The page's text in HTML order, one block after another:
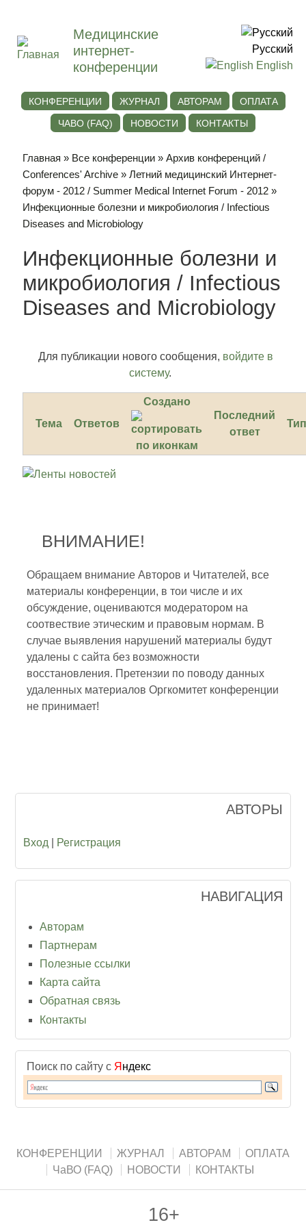
Медицинские
интернет-
конференции
Русский
English
КОНФЕРЕНЦИИ ЖУРНАЛ АВТОРАМ
ОПЛАТА
ЧАВО (FAQ)
НОВОСТИ КОНТАКТЫ
Главная » Все конференции »Архив конференций /
Conferences' Archive »Летний медицинский Интернет-
форум - 2012 / Summer Medical Internet Forum - 2012 »
Инфекционные болезни и микробиология / Infectious
Diseases and Microbiology
Инфекционные болезни и
микробиология / Infectious
Diseases and Microbiology
Для публикации нового сообщения, войдите в
систему.
Тема Ответов
Создано
Последний
ответ
ВНИМАНИЕ!
Обращаем внимание Авторов и Читателей, все
материалы конференции, в тои числе и их
обсуждение, оцениваются модератором на
соотвествие этическим и правовым нормам. В
случае выявления нарушений материалы будут
удалены с сайта без возможности
восстановления. Претензии по поводу данных
удаленных материалов Оргкомитет конференции
не принимает!
АВТОРЫ
Вход Регистрация
НАВИГАЦИЯ
Авторам
Партнерам
Полезные ссылки
Карта сайта
Обратная связь
Контакты
Поиск по сайту с Я ндекс
КОНФЕРЕНЦИИ ЖУРНАЛ АВТОРАМ
ОПЛАТА
ЧаВО (FAQ)
НОВОСТИ КОНТАКТЫ
16+